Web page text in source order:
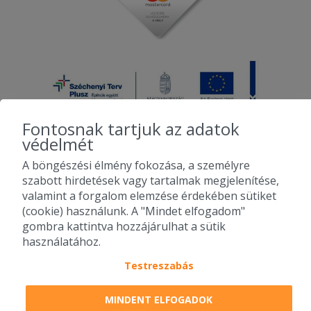
2010-2026 Copyright - Falatozz.hu - Diston-line Kft.
Pizza, gyros, hamburger, menük kedvező áron, egy helyen az összes
étterem ajánlata.
Fontosnak tartjuk az adatok
védelmét
A böngészési élmény fokozása, a személyre
szabott hirdetések vagy tartalmak megjelenítése,
valamint a forgalom elemzése érdekében sütiket
(cookie) használunk. A "Mindet elfogadom"
gombra kattintva hozzájárulhat a sütik
használatához.
Testreszabás
MINDENT ELFOGADOK